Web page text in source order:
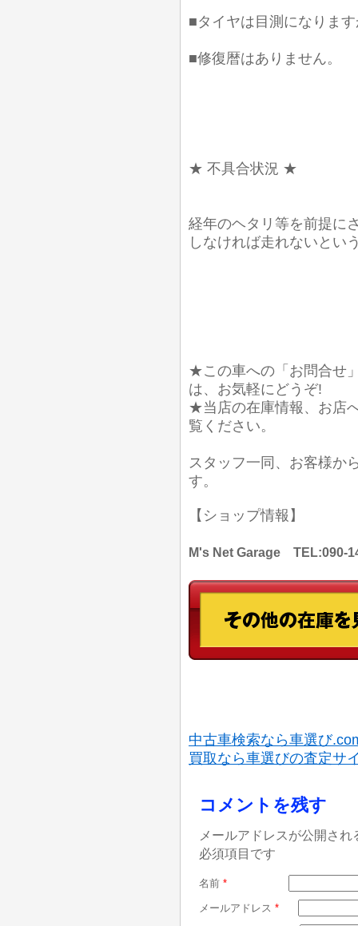
■タイヤは目測になりま
■修復暦はありません。
★ 不具合状況 ★
経年のヘタリ等を前提に
しなければ走れないとい
★この車への「お問合せ
は、お気軽にどうぞ!
★当店の在庫情報、お店
覧ください。
スタッフ一同、お客様か
す。
【ショップ情報】
M's Net Garage TEL:090-
中古車検索なら車選び
買取なら車選びの査定サ
コメントを残す
メールアドレスが公開さ
必須項目です
名前 *
メールアドレス *